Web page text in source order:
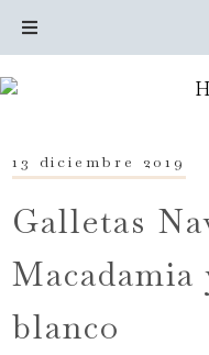
13 diciembre 2019
Galletas
blanco